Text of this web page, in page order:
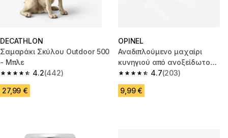
DECATHLON
Σαμαράκι Σκύλου Outdoor 500
- Μπλε
4.2
4.2 out of 5 stars from 442 reviews
(442)
27,99 €
OPINEL
Αναδιπλούμενο μαχαίρι
κυνηγιού από ανοξείδωτο
χάλυβα Opinel No. 7 8 cm
4.7
4.7 out of 5 stars from 203
(203)
9,99 €